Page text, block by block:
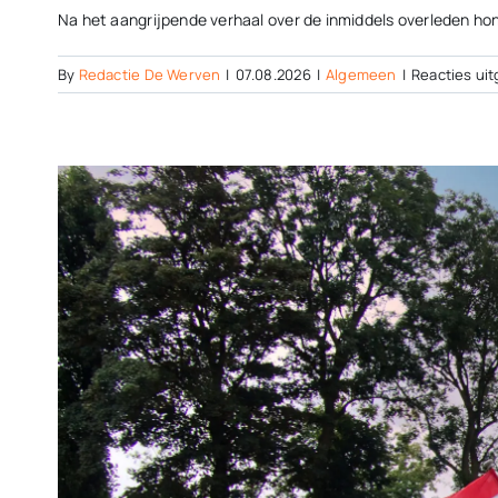
Na het aangrijpende verhaal over de inmiddels overleden
By Redactie De Werven | 07.08.2026 | Algemeen | Reacties